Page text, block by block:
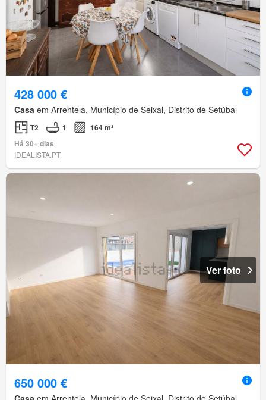
428 000 €
Casa em Arrentela, Município de Seixal, Distrito de Setúbal
T2 1
164 m²
Há 30+ dias
IDEALISTA.PT
Ver foto
650 000 €